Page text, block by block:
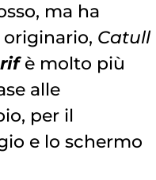
ma ha
Catull
è molto più
alle
per il
e lo schermo